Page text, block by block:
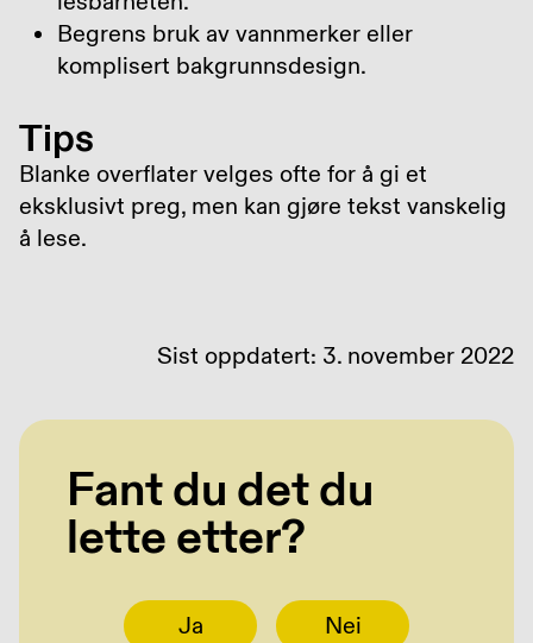
Begrens bruk av vannmerker eller
komplisert bakgrunnsdesign.
Tips
Blanke overflater velges ofte for å gi et
eksklusivt preg, men kan gjøre tekst vanskelig
å lese.
Sist oppdatert: 3. november 2022
Fant du det du
lette etter?
Ja Nei